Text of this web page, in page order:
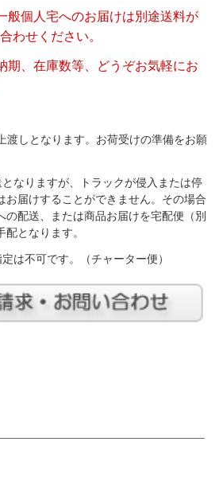
般個人宅へのお届けは別途送料が
わせください。
期、在庫数等、どうぞお気軽にお
渡しとなります。お荷受けの準備をお願
なりますが、トラックが侵入または停
お届けすることができません。その場合
の配送、または商品お届けを宅配便（別
となります。
は不可です。（チャーター便）